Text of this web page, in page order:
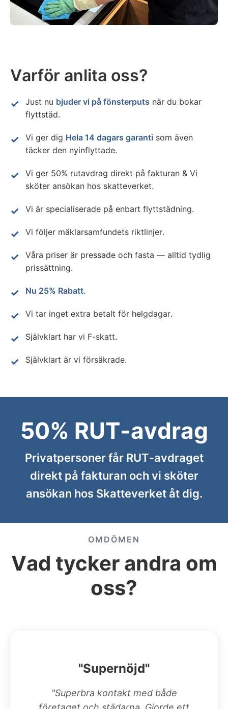
Varför anlita oss?
Just nu bjuder vi på fönsterputs när du bokar
flyttstäd.
Vi ger dig Hela 14 dagars garanti som även
täcker den nyinflyttade.
Vi ger 50% rutavdrag direkt på fakturan & Vi
sköter ansökan hos skatteverket.
Vi är specialiserade på enbart flyttstädning.
Vi följer mäklarsamfundets riktlinjer.
Våra priser är pressade och fasta — alltid tydlig
prissättning.
Nu 25% Rabatt.
Vi tar inget extra betalt för helgdagar.
Självklart har vi F-skatt.
Självklart är vi försäkrade.
50% RUT-avdrag
Privatpersoner får RUT-avdraget
direkt på fakturan och vi sköter
ansökan hos Skatteverket åt dig.
OMDÖMEN
Vad tycker andra om
oss?
"Supernöjd"
"Superbra kontakt med både